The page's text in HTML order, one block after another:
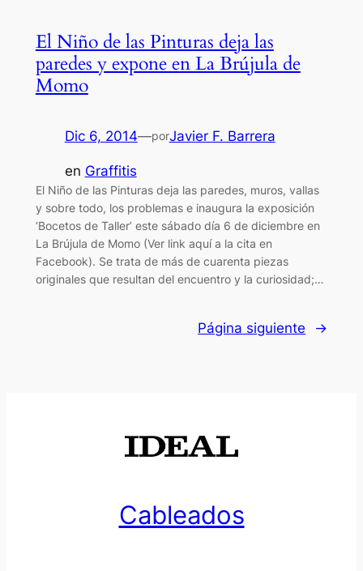
El Niño de las Pinturas deja las
paredes y expone en La Brújula de
Momo
Dic 6, 2014—porJavier F. Barrera
en Graffitis
El Niño de las Pinturas deja las paredes, muros, vallas
y sobre todo, los problemas e inaugura la exposición
‘Bocetos de Taller’ este sábado día 6 de diciembre en
La Brújula de Momo (Ver link aquí a la cita en
Facebook). Se trata de más de cuarenta piezas
originales que resultan del encuentro y la curiosidad;…
Página siguiente →
Cableados